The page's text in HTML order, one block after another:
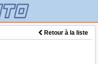
Retour à la liste